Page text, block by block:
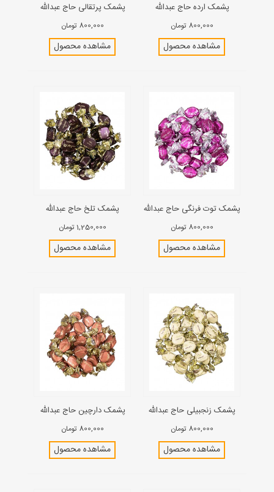
پشمک ارده حاج عبدالله
800,000 تومان
مشاهده محصول
پشمک پرتقالی حاج عبدالله
800,000 تومان
مشاهده محصول
پشمک توت فرنگی حاج عبدالله
800,000 تومان
مشاهده محصول
پشمک تلخ حاج عبدالله
1,250,000 تومان
مشاهده محصول
پشمک زنجبیلی حاج عبدالله
800,000 تومان
مشاهده محصول
پشمک دارچین حاج عبدالله
800,000 تومان
مشاهده محصول